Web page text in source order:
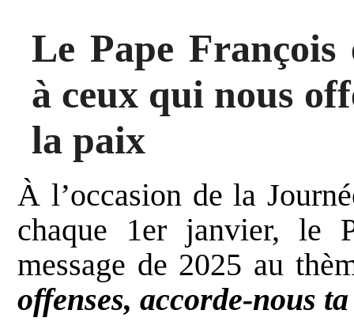
Le Pape
à ceux qui nous
la paix
À l’occasion de la
chaque 1er janvier, le
message de 2025 au
offenses, accorde-nous